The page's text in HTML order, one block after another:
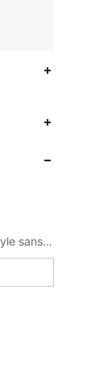
Permettre à toutes les femmes modernes d'avoir un style sans limite.